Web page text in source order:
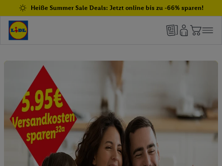
Heiße Summer Sale Deals: Jetzt online bis zu -66% sparen!